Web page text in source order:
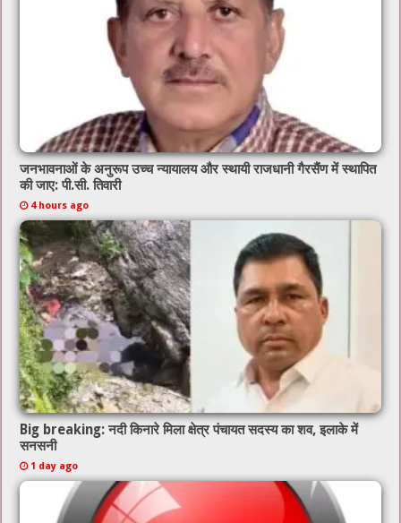
जनभावनाओं के अनुरूप उच्च न्यायालय और स्थायी राजधानी गैरसैंण में स्थापित
की जाए: पी.सी. तिवारी
4 hours ago
Big breaking: नदी किनारे मिला क्षेत्र पंचायत सदस्य का शव, इलाके में
सनसनी
1 day ago